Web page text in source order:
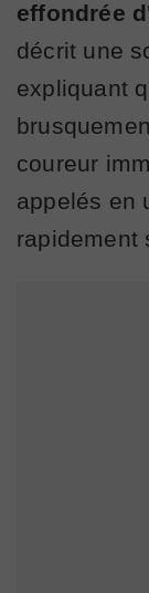
effondrée
décrit une
expliquant
coureur
appelés en
rapidement